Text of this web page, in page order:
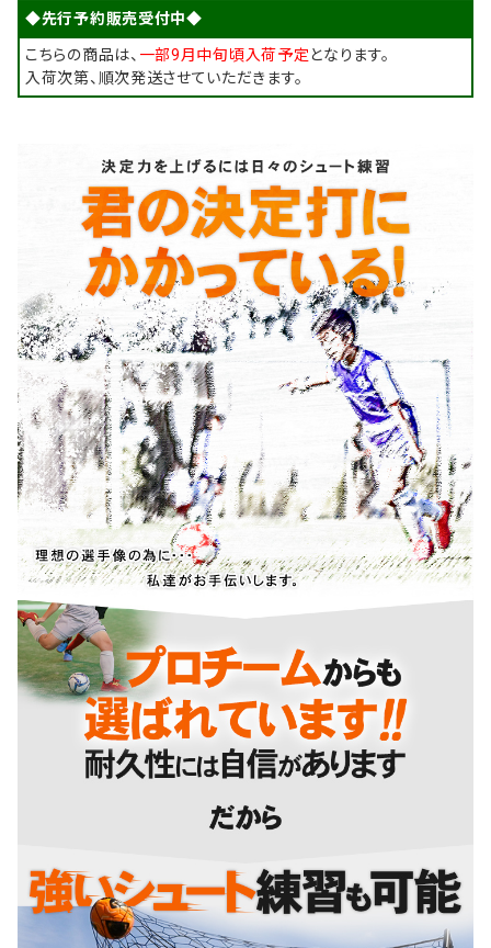
◆先行予約販売受付中◆
こちらの商品は、 一部9月中旬頃入荷予定となります。
入荷次第、順次発送させていただきます。